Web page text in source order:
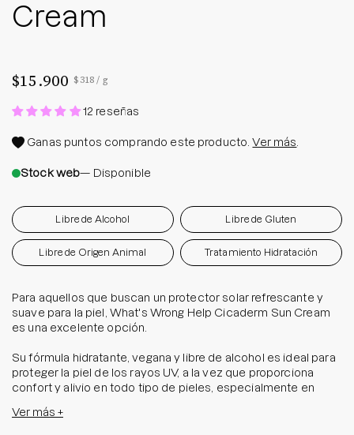
Cream
$15.900 Precio por unidad
$318 /por
g
12 reseñas
Ganas puntos comprando este producto.Ver más
Stock web— Disponible
Libre de Alcohol Libre de Gluten
Libre de Origen Animal Tratamiento Hidratación
Para aquellos que buscan un protector solar refrescante y
suave para la piel, What's Wrong Help Cicaderm Sun Cream
es una excelente opción.
Su fórmula hidratante, vegana y libre de alcohol es ideal para
proteger la piel de los rayos UV, a la vez que proporciona
confort y alivio en todo tipo de pieles, especialmente en
Ver más +